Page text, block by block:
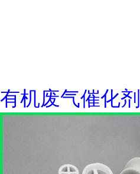
有机废气催化剂